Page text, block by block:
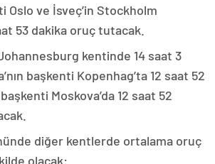
Oslo ve İsveç’in Stockholm
53 dakika oruç tutacak.
kentinde 14 saat 3
başkenti Kopenhag’ta 12 saat 52
Moskova’da 12 saat 52
diğer kentlerde ortalama oruç
olacak: